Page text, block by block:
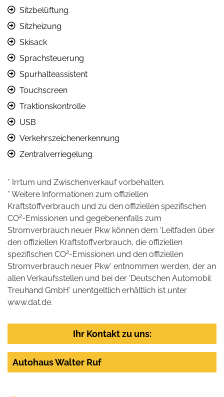
Sitzbelüftung
Sitzheizung
Skisack
Sprachsteuerung
Spurhalteassistent
Touchscreen
Traktionskontrolle
USB
Verkehrszeichenerkennung
Zentralverriegelung
* Irrtum und Zwischenverkauf vorbehalten.
* Weitere Informationen zum offiziellen
Kraftstoffverbrauch und zu den offiziellen spezifischen
CO2-Emissionen und gegebenenfalls zum
Stromverbrauch neuer Pkw können dem 'Leitfaden über
den offiziellen Kraftstoffverbrauch, die offiziellen
spezifischen CO2-Emissionen und den offiziellen
Stromverbrauch neuer Pkw' entnommen werden, der an
allen Verkaufsstellen und bei der 'Deutschen Automobil
Treuhand GmbH' unentgeltlich erhältlich ist unter
www.dat.de.
Ihr Kontakt zu uns:
Autohaus Walter Ruf